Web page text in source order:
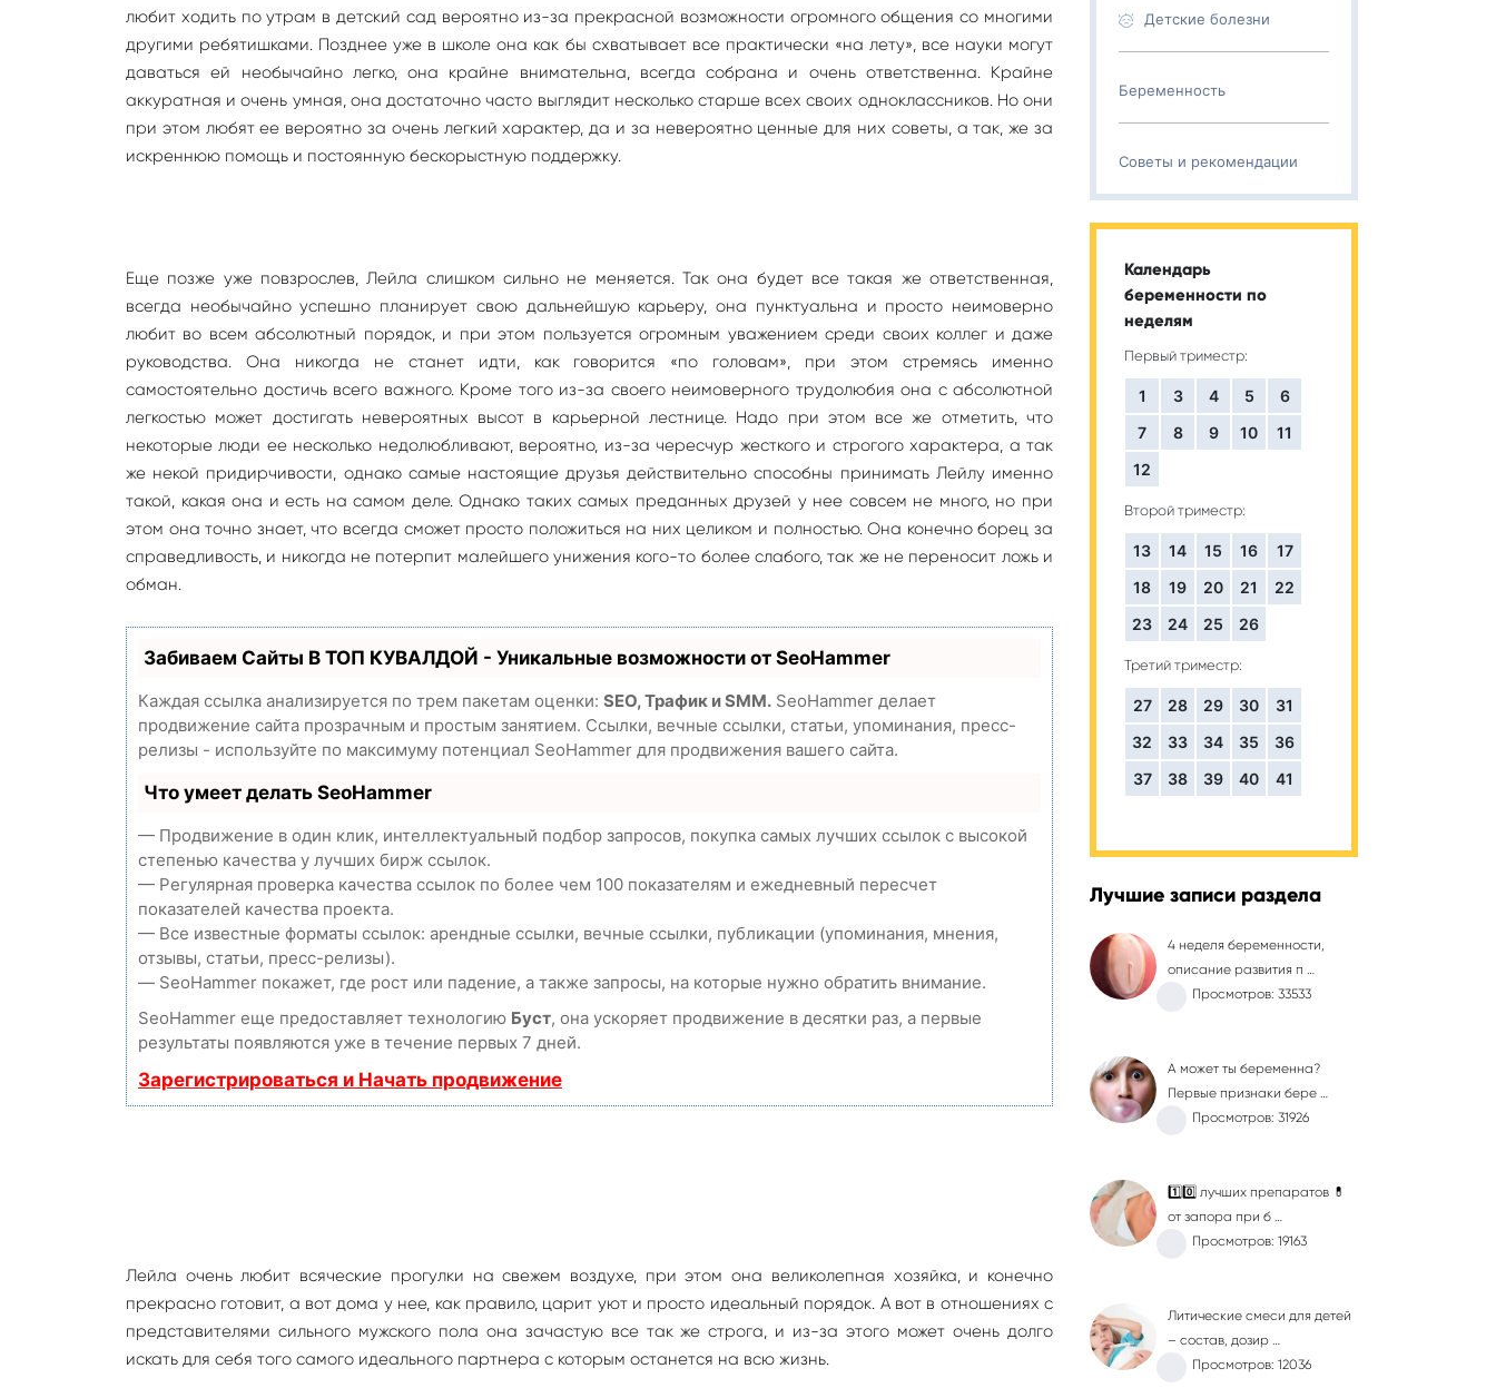
любит ходить по утрам в детский сад вероятно из-за прекрасной возможности огромного общения со многими
другими ребятишками. Позднее уже в школе она как бы схватывает все практически «на лету», все науки могут
даваться ей необычайно легко, она крайне внимательна, всегда собрана и очень ответственна. Крайне
аккуратная и очень умная, она достаточно часто выглядит несколько старше всех своих одноклассников. Но они
при этом любят ее вероятно за очень легкий характер, да и за невероятно ценные для них советы, а так, же за
искреннюю помощь и постоянную бескорыстную поддержку.
Еще позже уже повзрослев, Лейла слишком сильно не меняется. Так она будет все такая же ответственная,
всегда необычайно успешно планирует свою дальнейшую карьеру, она пунктуальна и просто неимоверно
любит во всем абсолютный порядок, и при этом пользуется огромным уважением среди своих коллег и даже
руководства. Она никогда не станет идти, как говорится «по головам», при этом стремясь именно
самостоятельно достичь всего важного. Кроме того из-за своего неимоверного трудолюбия она с абсолютной
легкостью может достигать невероятных высот в карьерной лестнице. Надо при этом все же отметить, что
некоторые люди ее несколько недолюбливают, вероятно, из-за чересчур жесткого и строгого характера, а так
же некой придирчивости, однако самые настоящие друзья действительно способны принимать Лейлу именно
такой, какая она и есть на самом деле. Однако таких самых преданных друзей у нее совсем не много, но при
этом она точно знает, что всегда сможет просто положиться на них целиком и полностью. Она конечно борец за
справедливость, и никогда не потерпит малейшего унижения кого-то более слабого, так же не переносит ложь и
обман.
Забиваем Сайты В ТОП КУВАЛДОЙ - Уникальные возможности от SeoHammer
Каждая ссылка анализируется по трем пакетам оценки: SEO, Трафик и SMM. SeoHammer делает
продвижение сайта прозрачным и простым занятием. Ссылки, вечные ссылки, статьи, упоминания, пресс-
релизы - используйте по максимуму потенциал SeoHammer для продвижения вашего сайта.
Что умеет делать SeoHammer
— Продвижение в один клик, интеллектуальный подбор запросов, покупка самых лучших ссылок с высокой
степенью качества у лучших бирж ссылок.
— Регулярная проверка качества ссылок по более чем 100 показателям и ежедневный пересчет
показателей качества проекта.
— Все известные форматы ссылок: арендные ссылки, вечные ссылки, публикации (упоминания, мнения,
отзывы, статьи, пресс-релизы).
— SeoHammer покажет, где рост или падение, а также запросы, на которые нужно обратить внимание.
SeoHammer еще предоставляет технологию Буст, она ускоряет продвижение в десятки раз, а первые
результаты появляются уже в течение первых 7 дней.
Зарегистрироваться и Начать продвижение
Лейла очень любит всяческие прогулки на свежем воздухе, при этом она великолепная хозяйка, и конечно
прекрасно готовит, а вот дома у нее, как правило, царит уют и просто идеальный порядок. А вот в отношениях с
представителями сильного мужского пола она зачастую все так же строга, и из-за этого может очень долго
искать для себя того самого идеального партнера с которым останется на всю жизнь.
Детские болезни
Беременность
Советы и рекомендации
Календарь
беременности по
неделям
Первый триместр:
1 3 4 5
6
7
8 9 10
11
12
Второй триместр:
13 14 15 16
17
18
19 20 21
22
23
24 25 26
Третий триместр:
27 28 29 30
31
32
33 34 35
36
37
38 39 40 41
Лучшие записи раздела
4 неделя беременности,
описание развития п …
Просмотров: 33533
А может ты беременна?
Первые признаки бере …
Просмотров: 31926
1️⃣0️⃣ лучших препаратов 💊
от запора при б …
Просмотров: 19163
Литические смеси для детей
– состав, дозир …
Просмотров: 12036